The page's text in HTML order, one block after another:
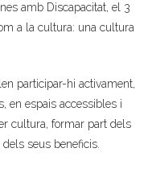
amb Discapacitat, el 3
a la cultura: una cultura
participar-hi activament,
en espais accessibles i
cultura, formar part dels
seus beneficis.